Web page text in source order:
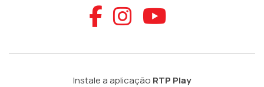
Aceder ao
Aceder ao
Aceder
Instale a aplicação RTP Play